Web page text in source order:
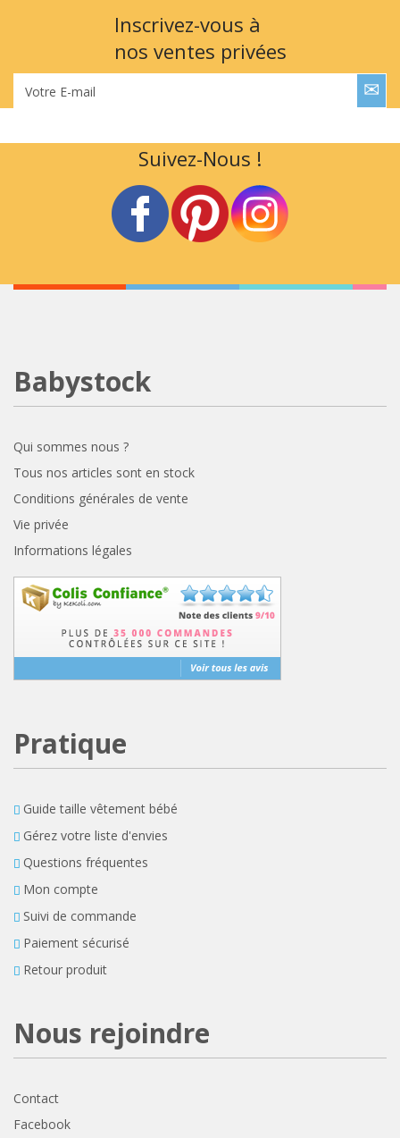
Inscrivez-vous à
nos ventes privées
Votre E-mail
Suivez-Nous !
Babystock
Qui sommes nous ?
Tous nos articles sont en stock
Conditions générales de vente
Vie privée
Informations légales
Pratique
Guide taille vêtement bébé
Gérez votre liste d'envies
Questions fréquentes
Mon compte
Suivi de commande
Paiement sécurisé
Retour produit
Nous rejoindre
Contact
Facebook